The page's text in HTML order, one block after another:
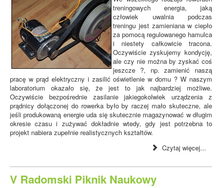
treningowych energia, jaką
człowiek uwalnia podczas
treningu jest zamieniana w ciepło
za pomocą regulowanego hamulca
i niestety całkowicie tracona.
Oczywiście zyskujemy kondycję,
ale czy nie można by zyskać coś
jeszcze ?, np. zamienić naszą
pracę w prąd elektryczny i zasilić oświetlenie w domu ? W naszym
laboratorium okazało się, że jest to jak najbardziej możliwe.
Oczywiście bezpośrednie zasilanie jakiegokolwiek urządzenia z
prądnicy dołączonej do rowerka było by raczej mało skuteczne, ale
jeśli produkowaną energie uda się skutecznie magazynować w długim
okresie czasu i zużywać dokładnie wtedy, gdy jest potrzebna to
projekt nabiera zupełnie realistycznych kształtów.
Czytaj więcej...
V Radomski Piknik Naukowy